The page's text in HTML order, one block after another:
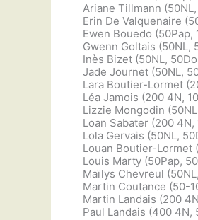
Ariane Tillmann
Erin De Valquenaire
Ewen Bouedo (50Pap,
Gwenn Goltais (50NL,
Inès Bizet (50NL,
Jade Journet (50NL,
Lara Boutier-Lormet
Léa Jamois (200 4N,
Lizzie Mongodin
Loan Sabater (200 4N,
Lola Gervais (50NL,
Louan Boutier-Lormet
Louis Marty (50Pap,
Maïlys Chevreul
Martin Coutance (50-
Martin Landais (200
Paul Landais (400 4N,